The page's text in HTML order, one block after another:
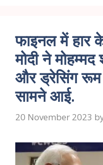
फाइनल में हार
मोदी ने
और ड्रेसिंग रूम
सामने आई.
20 November 2023